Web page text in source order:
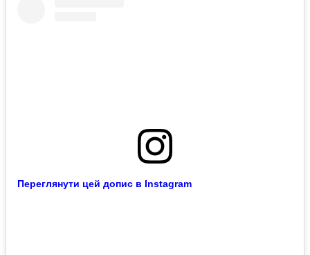
Переглянути цей допис в Instagram